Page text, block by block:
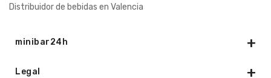
Distribuidor de bebidas en Valencia
minibar24h
Legal